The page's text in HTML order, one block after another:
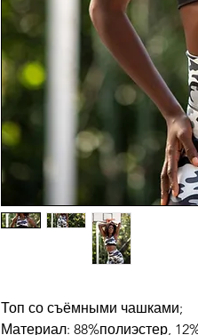
Топ со съёмными чашками;
Материал: 88%полиэстер,